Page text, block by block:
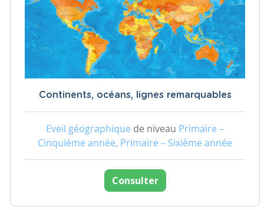
Continents, océans, lignes remarquables
Eveil géographique de niveau Primaire –
Cinquième année, Primaire – Sixième année
Consulter